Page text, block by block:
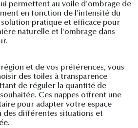
permettent au voile d'ombrage de
en fonction de l'intensité du
pratique et efficace pour
naturelle et l'ombrage dans
et de vos préférences, vous
des toiles à transparence
de réguler la quantité de
Ces nappes offrent une
pour adapter votre espace
différentes situations et